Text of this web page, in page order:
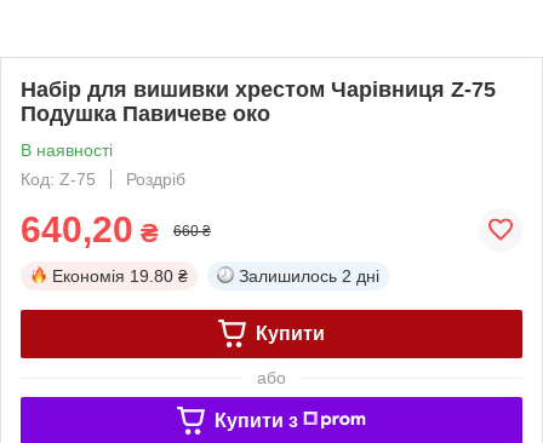
Набір для вишивки хрестом Чарівниця Z-75
Подушка Павичеве око
В наявності
Код: Z-75
Роздріб
640,20 ₴ 660 ₴
Економія 19.80 ₴ Залишилось 2 дні
Купити
або
Купити з